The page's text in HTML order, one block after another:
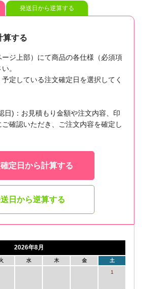
発送日から逆算する
算する
ージ上部）にて商品の各仕様（必須項
。
定している注文確定日を選択してく
日)：お見積もり金額や注文内容、印
確認いただき、ご注文内容を確定し
定日から計算する
日から逆算する
2026年8月
水 木 金 土
1